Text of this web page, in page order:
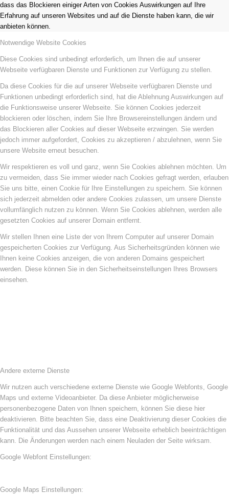
dass das Blockieren einiger Arten von Cookies Auswirkungen auf Ihre
Erfahrung auf unseren Websites und auf die Dienste haben kann, die wir
anbieten können.
Notwendige Website Cookies
Diese Cookies sind unbedingt erforderlich, um Ihnen die auf unserer
Webseite verfügbaren Dienste und Funktionen zur Verfügung zu stellen.
Da diese Cookies für die auf unserer Webseite verfügbaren Dienste und
Funktionen unbedingt erforderlich sind, hat die Ablehnung Auswirkungen auf
die Funktionsweise unserer Webseite. Sie können Cookies jederzeit
blockieren oder löschen, indem Sie Ihre Browsereinstellungen ändern und
das Blockieren aller Cookies auf dieser Webseite erzwingen. Sie werden
jedoch immer aufgefordert, Cookies zu akzeptieren / abzulehnen, wenn Sie
unsere Website erneut besuchen.
Wir respektieren es voll und ganz, wenn Sie Cookies ablehnen möchten. Um
zu vermeiden, dass Sie immer wieder nach Cookies gefragt werden, erlauben
Sie uns bitte, einen Cookie für Ihre Einstellungen zu speichern. Sie können
sich jederzeit abmelden oder andere Cookies zulassen, um unsere Dienste
vollumfänglich nutzen zu können. Wenn Sie Cookies ablehnen, werden alle
gesetzten Cookies auf unserer Domain entfernt.
Wir stellen Ihnen eine Liste der von Ihrem Computer auf unserer Domain
gespeicherten Cookies zur Verfügung. Aus Sicherheitsgründen können wie
Ihnen keine Cookies anzeigen, die von anderen Domains gespeichert
werden. Diese können Sie in den Sicherheitseinstellungen Ihres Browsers
einsehen.
Andere externe Dienste
Wir nutzen auch verschiedene externe Dienste wie Google Webfonts, Google
Maps und externe Videoanbieter. Da diese Anbieter möglicherweise
personenbezogene Daten von Ihnen speichern, können Sie diese hier
deaktivieren. Bitte beachten Sie, dass eine Deaktivierung dieser Cookies die
Funktionalität und das Aussehen unserer Webseite erheblich beeinträchtigen
kann. Die Änderungen werden nach einem Neuladen der Seite wirksam.
Google Webfont Einstellungen:
Google Maps Einstellungen: